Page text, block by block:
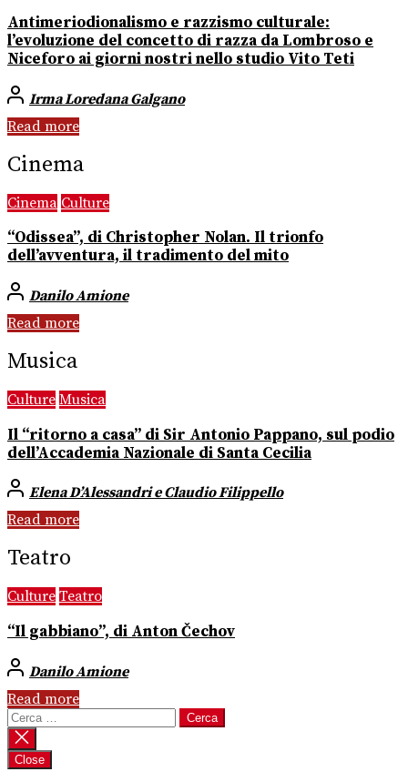
Antimeriodionalismo e razzismo culturale:
l’evoluzione del concetto di razza da Lombroso e
Niceforo ai giorni nostri nello studio Vito Teti
Irma Loredana Galgano
Read more
Cinema
Cinema Culture
“Odissea”, di Christopher Nolan. Il trionfo
dell’avventura, il tradimento del mito
Danilo Amione
Read more
Musica
Culture Musica
Il “ritorno a casa” di Sir Antonio Pappano, sul podio
dell’Accademia Nazionale di Santa Cecilia
Elena D’Alessandri e Claudio Filippello
Read more
Teatro
Culture Teatro
“Il gabbiano”, di Anton Čechov
Danilo Amione
Read more
Ricerca
per:
Close